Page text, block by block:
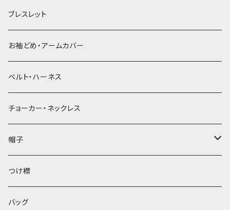
ブレスレット
お袖どめ・アームカバー
ベルト・ハーネス
チョーカー・ネックレス
帽子
ベレー帽
つけ襟
バッグ